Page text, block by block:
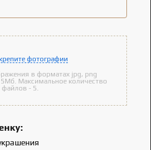
фотографии
в форматах jpg, png
Максимальное количество
файлов - 5.